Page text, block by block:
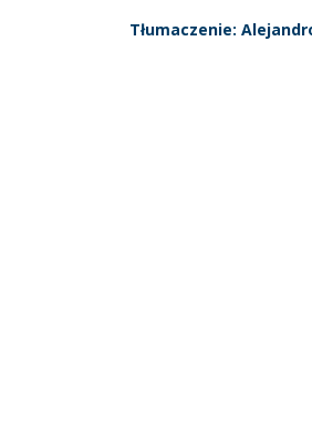
Tłumaczenie: